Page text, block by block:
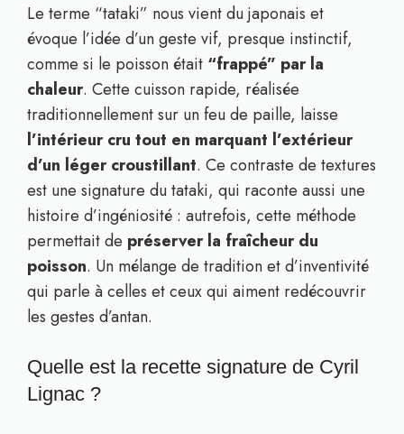
Le terme “tataki” nous vient du japonais et
évoque l’idée d’un geste vif, presque instinctif,
comme si le poisson était “frappé” par la
chaleur. Cette cuisson rapide, réalisée
traditionnellement sur un feu de paille, laisse
l’intérieur cru tout en marquant l’extérieur
d’un léger croustillant. Ce contraste de textures
est une signature du tataki, qui raconte aussi une
histoire d’ingéniosité : autrefois, cette méthode
permettait de préserver la fraîcheur du
poisson. Un mélange de tradition et d’inventivité
qui parle à celles et ceux qui aiment redécouvrir
les gestes d’antan.
Quelle est la recette signature de Cyril
Lignac ?